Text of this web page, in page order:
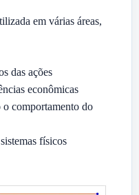
em várias áreas,
das ações
econômicas
comportamento do
físicos